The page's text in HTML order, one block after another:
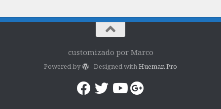
customizado por Marco
Powered by - Designed withHueman Pro